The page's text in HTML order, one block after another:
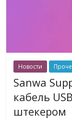
Новости
Sanwa
кабель
штекером